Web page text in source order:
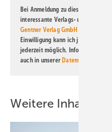
Bei Anmeldung zu diesem
interessante Verlags- und Online-
Gentner Verlag GmbH & Co. KG
Einwilligung kann ich jederzeit
jederzeit möglich. Informationen
auch in unserer
Weitere Inhalte